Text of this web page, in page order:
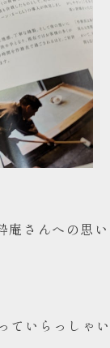
さんへの思
いらっしゃい